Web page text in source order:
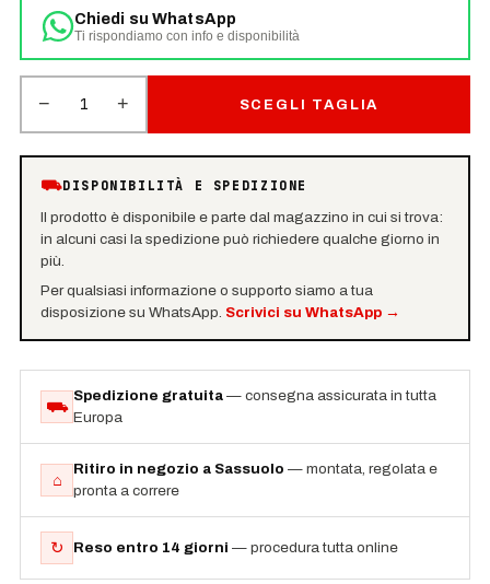
Chiedi su WhatsApp
Ti rispondiamo con info e disponibilità
− 1 + SCEGLI TAGLIA
⛟DISPONIBILITÀ E SPEDIZIONE
Il prodotto è disponibile e parte dal magazzino in cui si trova:
in alcuni casi la spedizione può richiedere qualche giorno in
più.
Per qualsiasi informazione o supporto siamo a tua
disposizione su WhatsApp. Scrivici su WhatsApp→
⛟
Spedizione gratuita — consegna assicurata in tutta
Europa
⌂
Ritiro in negozio a Sassuolo — montata, regolata e
pronta a correre
↻ Reso entro 14 giorni — procedura tutta online